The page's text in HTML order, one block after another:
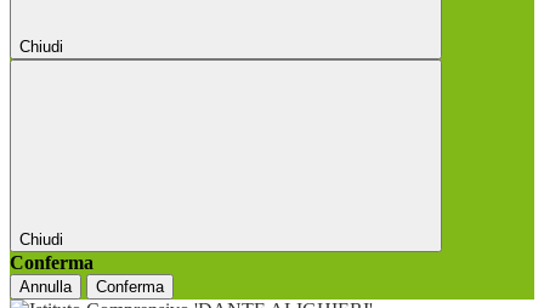
Chiudi
Chiudi
Conferma
Annulla Conferma